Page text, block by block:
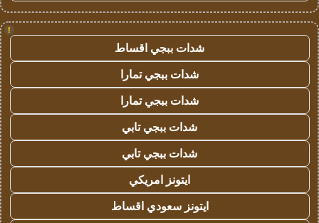
!
شدات ببجي اقساط
شدات ببجي تمارا
شدات ببجي تمارا
شدات ببجي تابي
شدات ببجي تابي
ايتونز امريكي
ايتونز سعودي اقساط